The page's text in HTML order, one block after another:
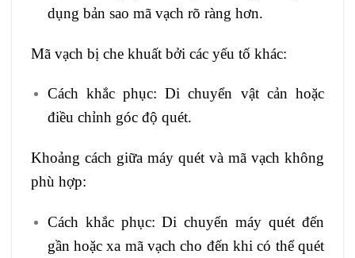
dụng bản sao mã vạch rõ ràng hơn.
Mã vạch bị che khuất bởi các yếu tố khác:
Cách khắc phục: Di chuyển vật cản hoặc
điều chỉnh góc độ quét.
Khoảng cách giữa máy quét và mã vạch không
phù hợp:
Cách khắc phục: Di chuyển máy quét đến
gần hoặc xa mã vạch cho đến khi có thể quét